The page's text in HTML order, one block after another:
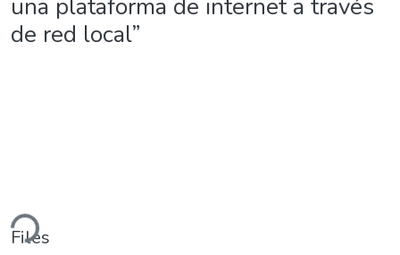
una plataforma de internet a través
de red local”
Files